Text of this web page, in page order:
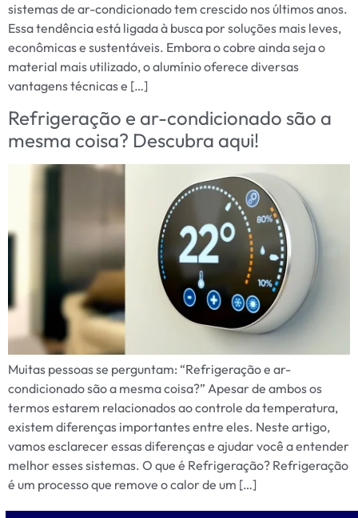
sistemas de ar-condicionado tem crescido nos últimos anos.
Essa tendência está ligada à busca por soluções mais leves,
econômicas e sustentáveis. Embora o cobre ainda seja o
material mais utilizado, o alumínio oferece diversas
vantagens técnicas e […]
Refrigeração e ar-condicionado são a
mesma coisa? Descubra aqui!
Muitas pessoas se perguntam: “Refrigeração e ar-
condicionado são a mesma coisa?” Apesar de ambos os
termos estarem relacionados ao controle da temperatura,
existem diferenças importantes entre eles. Neste artigo,
vamos esclarecer essas diferenças e ajudar você a entender
melhor esses sistemas. O que é Refrigeração? Refrigeração
é um processo que remove o calor de um […]